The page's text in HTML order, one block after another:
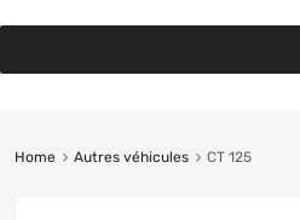
Home Autres véhicules CT 125